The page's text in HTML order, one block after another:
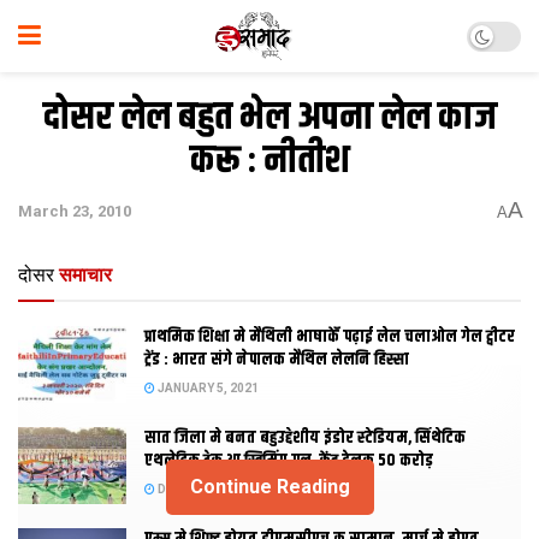
दोसर लेल बहुत भेल अपना लेल काज
करू : नीतीश
March 23, 2010 AA
दोसर समाचार
प्राथमिक शि‍क्षा मे मैथि‍ली भाषाकेँ पढ़ाई लेल चलाओल गेल ट्वीटर
ट्रेंड : भारत संगे नेपालक मैथिल लेलनि हिस्सा
JANUARY 5, 2021
सात जिला मे बनत बहुउद्देशीय इंडोर स्‍टेडि‍यम, सिंथेटिक
एथलेटिक ट्रेक आ स्विमिंग पुल, केंद्र देलक 50 करोड़
DECEMBER 26, 2020
Continue Reading